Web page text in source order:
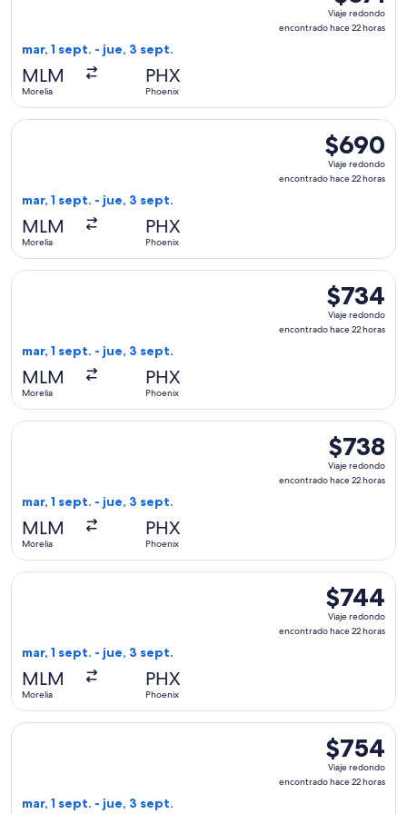
Viaje
redondo,
Viaje redondo
encontrado hace 22 horas
mar, 1 sept. - jue, 3 sept.
MLM
Morelia
PHX
Phoenix
$690
Viaje
redondo,
$690
Viaje redondo
encontrado hace 22 horas
mar, 1 sept. - jue, 3 sept.
MLM
Morelia
PHX
Phoenix
Seleccionar vuelo de American Airlines, con salida el mar,
$734
Viaje
redondo,
$734
Viaje redondo
encontrado hace 22 horas
mar, 1 sept. - jue, 3 sept.
MLM
Morelia
PHX
Phoenix
Seleccionar vuelo de United, con salida el mar, 1 sept.
$738
Viaje
redondo,
$738
Viaje redondo
encontrado hace 22 horas
mar, 1 sept. - jue, 3 sept.
MLM
Morelia
PHX
Phoenix
Seleccionar vuelo de United, con salida el mar, 1 sept.
$744
Viaje
redondo,
$744
Viaje redondo
encontrado hace 22 horas
mar, 1 sept. - jue, 3 sept.
MLM
Morelia
PHX
Phoenix
Seleccionar vuelo de United, con salida el mar, 1 sept.
$754
Viaje
redondo,
$754
Viaje redondo
encontrado hace 22 horas
mar, 1 sept. - jue, 3 sept.
Seleccionar vuelo de American Airlines, con salida el mar,